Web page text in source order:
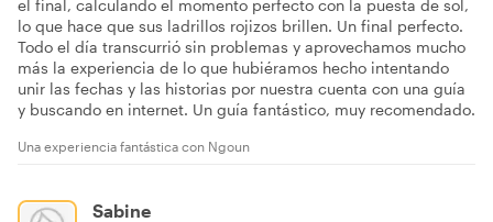
el final, calculando el momento perfecto con la puesta de sol,
lo que hace que sus ladrillos rojizos brillen. Un final perfecto.
Todo el día transcurrió sin problemas y aprovechamos mucho
más la experiencia de lo que hubiéramos hecho intentando
unir las fechas y las historias por nuestra cuenta con una guía
y buscando en internet. Un guía fantástico, muy recomendado.
Una experiencia fantástica con Ngoun
Sabine